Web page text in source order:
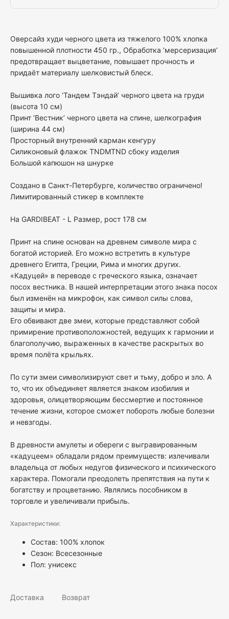
Оверсайз худи черного цвета из тяжелого 100% хлопка
повышенной плотности 450 гр., Обработка ‘мерсеризация’
предотвращает выцветание, повышает прочность и
придаёт материалу шелковистый блеск.
Вышивка лого ‘Тандем Тэндай’ черного цвета на груди
(высота 10 см)
Принт ‘Вестник’ черного цвета на спине, шелкография
(ширина 44 см)
Просторный внутренний карман кенгуру
Силиконовый флажок TNDMTND сбоку изделия
Большой капюшон на шнурке
Cоздано в Санкт-Петербурге, количество ограничено!
Лимитированный стикер в комплекте
На GARDIBEAT - L Размер, рост 178 см
Принт на спине основан на древнем символе мира с
богатой историей. Его можно встретить в культуре
древнего Египта, Греции, Рима и многих других.
«Кадуцей» в переводе с греческого языка, означает
посох вестника. В нашей интерпретации этого знака посох
был изменён на микрофон, как символ силы слова,
защиты и мира.
Его обвивают две змеи, которые представляют собой
примирение противоположностей, ведущих к гармонии и
благополучию, выраженных в качестве раскрытых во
время полёта крыльях.
По сути змеи символизируют свет и тьму, добро и зло. А
то, что их объединяет является знаком изобилия и
здоровья, олицетворяющим бессмертие и постоянное
течение жизни, которое сможет побороть любые болезни
и невзгоды.
В древности амулеты и обереги с выгравированным
«кадуцеем» обладали рядом преимуществ: излечивали
владельца от любых недугов физического и психического
характера. Помогали преодолеть препятствия на пути к
богатству и процветанию. Являлись пособником в
торговле и увеличивали прибыль.
Характеристики:
Состав: 100% хлопок
Сезон: Всесезонные
Пол: унисекс
Доставка Возврат